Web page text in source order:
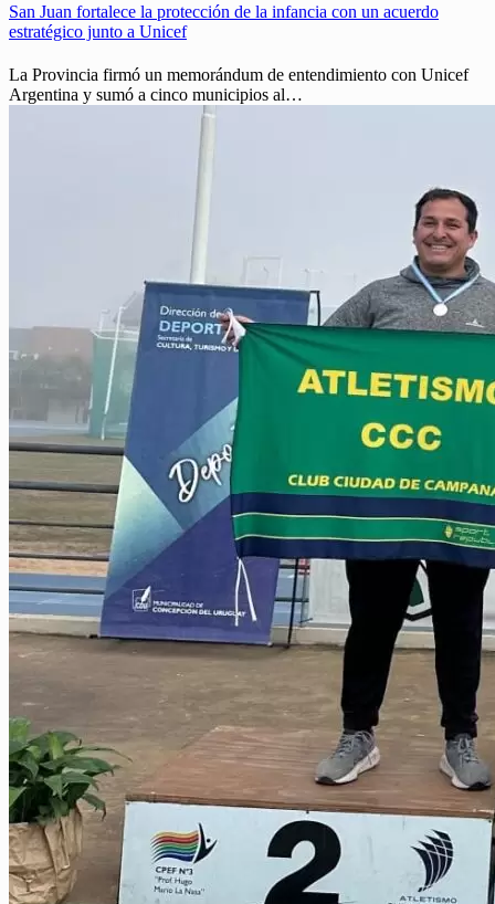
San Juan fortalece la protección de la infancia con un acuerdo
estratégico junto a Unicef
La Provincia firmó un memorándum de entendimiento con Unicef
Argentina y sumó a cinco municipios al…